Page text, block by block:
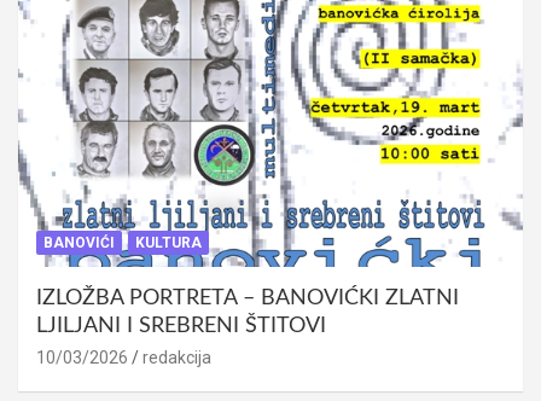
BANOVIĆI KULTURA
IZLOŽBA PORTRETA – BANOVIĆKI ZLATNI
LJILJANI I SREBRENI ŠTITOVI
10/03/2026 redakcija